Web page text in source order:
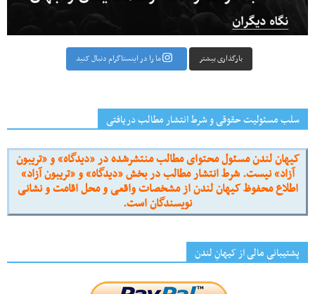
بارگذاری بیشتر ما را در اینستاگرام دنبال کنید
سلب مسئولیت حقوقی و شرط انتشار مطالب دریافتی
کیهان لندن مسئول محتوای مطالب منتشرشده در «دیدگاه» و «تریبون
آزاد» نیست. شرط انتشار مطالب در بخش «دیدگاه» و «تریبون آزاد»
اطلاع محفوظ کیهان لندن از مشخصات واقعی و محل اقامت و نشانی
نویسندگان است.
پشتیبانی مالی از کیهانِ لندن